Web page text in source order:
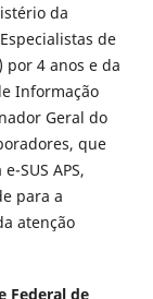
da
de
por 4 anos e da
Informação
Geral do
que
SUS APS,
para a
atenção
Federal de